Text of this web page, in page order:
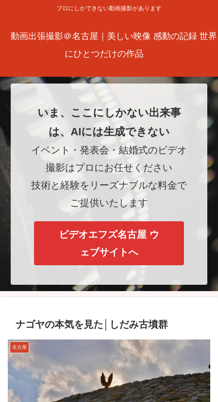
プロにしかできない動画撮影があります
動画出張撮影＠名古屋｜美しい映像 感動の記録 世界
にひとつだけの作品
いま、ここにしかない出来事
は、AIには生成できない
イベント・発表会・結婚式のビデオ
撮影はプロにお任せください
技術と経験をリーズナブルな料金で
ご提供いたします
ビデオエフズ名古屋 ウ
ェブサイトへ
ナゴヤの本気を見た│しだみ古墳群
名古屋